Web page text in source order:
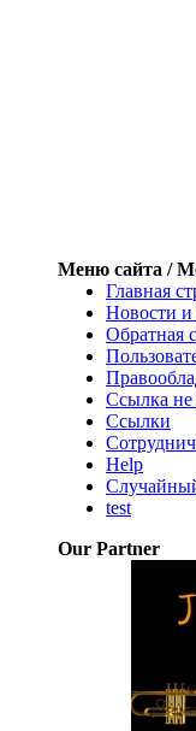
Меню сайта /
Главная
Новости и
Обратная
Ссылка не
Ссылки
Help
test
Our Partner